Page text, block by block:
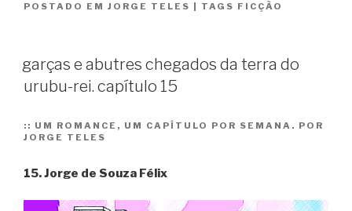
abutres
terra
do
rei.
capítulo
POSTADO EM JORGE TELES TAGS FICÇÃO
garças e abutres chegados da terra do
urubu-rei. capítulo 15
:: UM ROMANCE, UM CAPÍTULO POR SEMANA. POR
JORGE TELES
15. Jorge de Souza Félix